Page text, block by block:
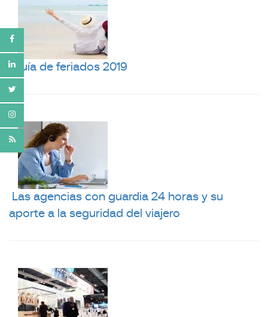
Guía de feriados 2019
Las agencias con guardia 24 horas y su
aporte a la seguridad del viajero